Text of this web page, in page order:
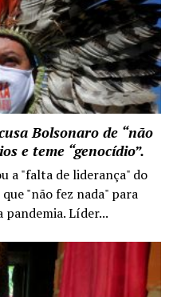
Bolsonaro de “não
e teme “genocídio”.
"falta de liderança" do
"não fez nada" para
pandemia. Líder...